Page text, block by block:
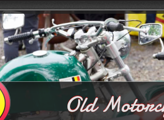
Old